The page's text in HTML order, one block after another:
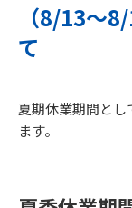
（8/13～
て
夏期休業期間とし
ます。